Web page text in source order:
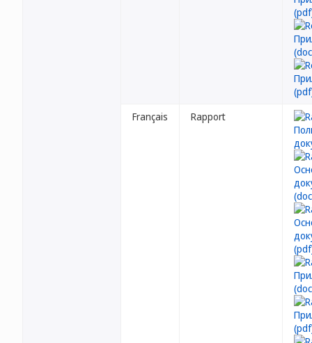
Français Rapport